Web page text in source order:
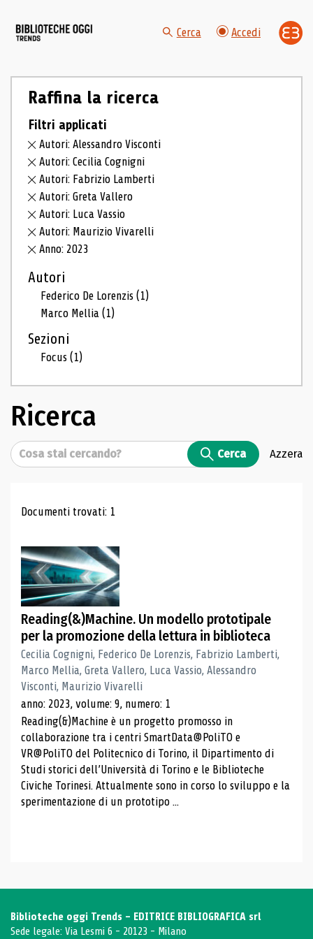
Cerca Accedi
Raffina la ricerca
Filtri applicati
Autori: Alessandro Visconti
Autori: Cecilia Cognigni
Autori: Fabrizio Lamberti
Autori: Greta Vallero
Autori: Luca Vassio
Autori: Maurizio Vivarelli
Anno: 2023
Autori
Federico De Lorenzis(1)
Marco Mellia(1)
Sezioni
Focus(1)
Ricerca
Cerca Cerca Azzera
Risultati di ricerca
Documenti trovati: 1
Reading(&)Machine. Un modello prototipale
per la promozione della lettura in biblioteca
Cecilia Cognigni, Federico De Lorenzis, Fabrizio Lamberti,
Marco Mellia, Greta Vallero, Luca Vassio, Alessandro
Visconti, Maurizio Vivarelli
anno: 2023, volume: 9, numero: 1
Reading(&)Machine è un progetto promosso in
collaborazione tra i centri SmartData@PoliTO e
VR@PoliTO del Politecnico di Torino, il Dipartimento di
Studi storici dell’Università di Torino e le Biblioteche
Civiche Torinesi. Attualmente sono in corso lo sviluppo e la
sperimentazione di un prototipo ...
Biblioteche oggi Trends - EDITRICE BIBLIOGRAFICA srl
Sede legale: Via Lesmi 6 - 20123 - Milano